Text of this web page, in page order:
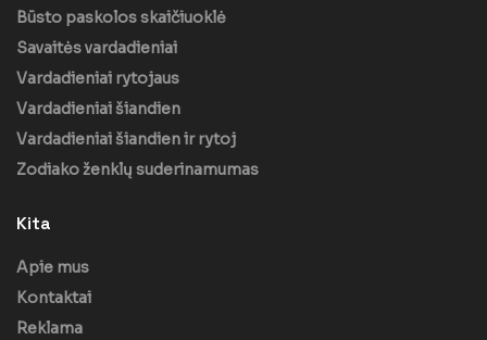
Būsto paskolos skaičiuoklė
Savaitės vardadieniai
Vardadieniai rytojaus
Vardadieniai šiandien
Vardadieniai šiandien ir rytoj
Zodiako ženklų suderinamumas
Kita
Apie mus
Kontaktai
Reklama